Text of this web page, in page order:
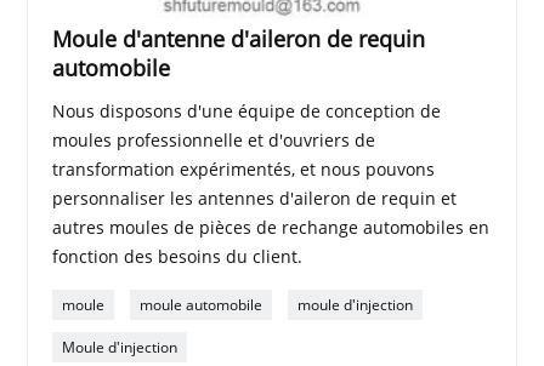
Moule d'antenne d'aileron de requin
automobile
Nous disposons d'une équipe de conception de
moules professionnelle et d'ouvriers de
transformation expérimentés, et nous pouvons
personnaliser les antennes d'aileron de requin et
autres moules de pièces de rechange automobiles en
fonction des besoins du client.
moule moule automobile moule d'injection
Moule d'injection